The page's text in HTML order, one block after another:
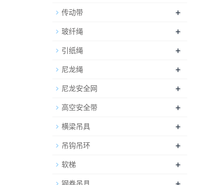
传动带 +
玻纤绳 +
引纸绳 +
尼龙绳 +
尼龙安全网 +
高空安全带 +
横梁吊具 +
吊钩吊环 +
软梯 +